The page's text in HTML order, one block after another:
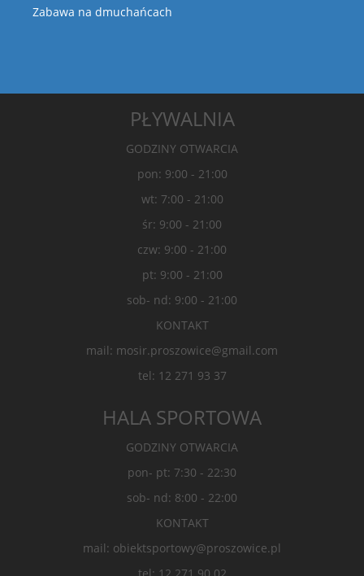
Zabawa na dmuchańcach
PŁYWALNIA
GODZINY OTWARCIA
pon: 9:00 - 21:00
wt: 7:00 - 21:00
śr: 9:00 - 21:00
czw: 9:00 - 21:00
pt: 9:00 - 21:00
sob- nd: 9:00 - 21:00
KONTAKT
mail: mosir.proszowice@gmail.com
tel: 12 271 93 37
HALA SPORTOWA
GODZINY OTWARCIA
pon- pt: 7:30 - 22:30
sob- nd: 8:00 - 22:00
KONTAKT
mail: obiektsportowy@proszowice.pl
tel: 12 271 90 02